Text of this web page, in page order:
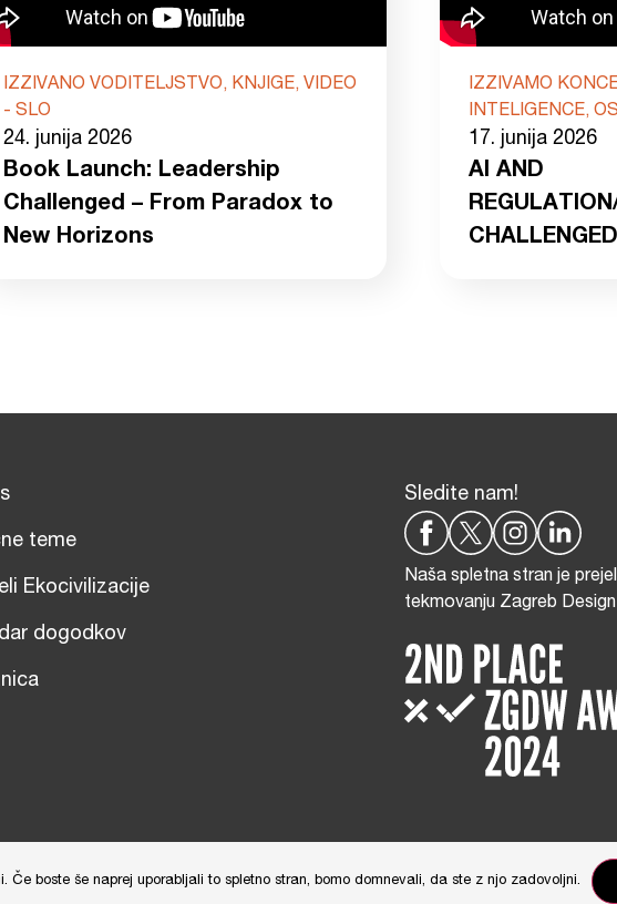
IZZIVANO VODITELJSTVO, KNJIGE, VIDEO
- SLO
24. junija 2026
Book Launch: Leadership
Challenged – From Paradox to
New Horizons
IZZIVAMO
INTELIGENCE,
17. junija 2026
AI AND
CHALLENGED
teme
Ekocivilizacije
dogodkov
Sledite nam!
Naša spletna stran je
tekmovanju Zagreb
Serviceapply.
boste še naprej uporabljali to spletno stran, bomo domnevali, da ste z njo zadovoljni.